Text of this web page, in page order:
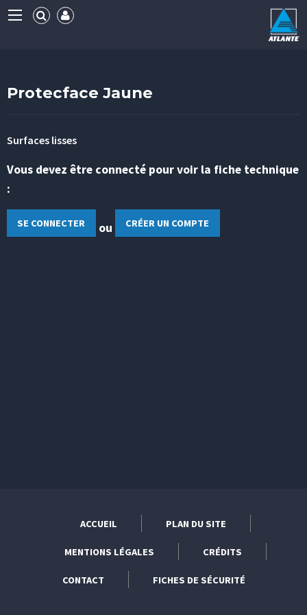
Protecface Jaune
Surfaces lisses
Vous devez être connecté pour voir la fiche technique
:
SE CONNECTER ou CRÉER UN COMPTE
ACCUEIL PLAN DU SITE
MENTIONS LÉGALES CRÉDITS
CONTACT FICHES DE SÉCURITÉ